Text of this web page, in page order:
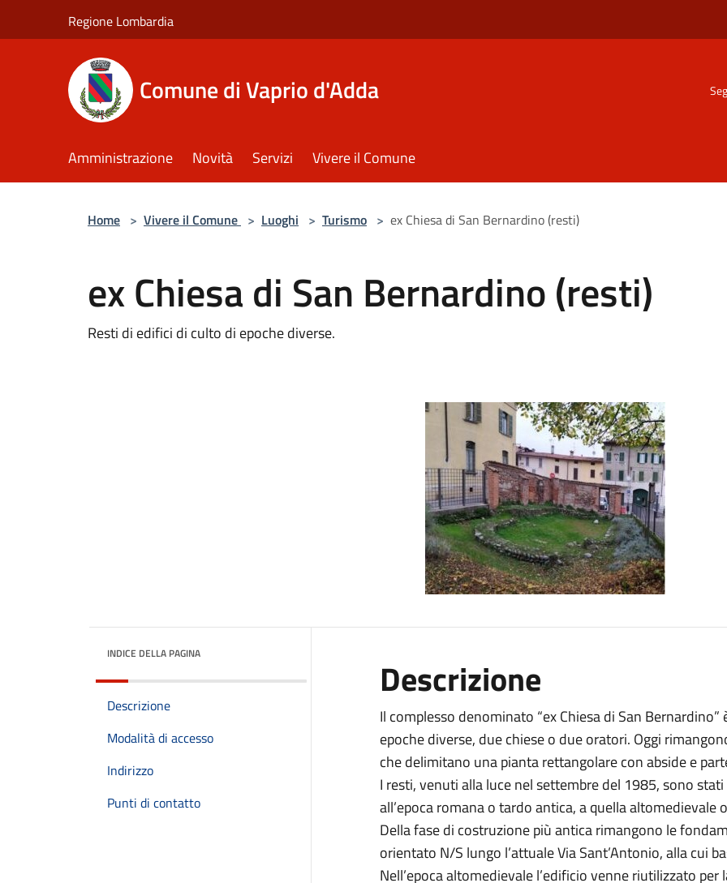
Regione Lombardia
Comune di Vaprio d'Adda
Amministrazione Novità Servizi Vivere il Comune
Home > Vivere il Comune > Luoghi > Turismo > ex Chiesa di San Bernardino (resti)
ex Chiesa di San Bernardino (resti)
Resti di edifici di culto di epoche diverse.
INDICE DELLA PAGINA
Descrizione
Modalità di accesso
Indirizzo
Punti di contatto
Descrizione
Il complesso denominato “ex Chiesa di San
epoche diverse, due chiese o due oratori. Oggi
che delimitano una pianta rettangolare con abside e
I resti, venuti alla luce nel settembre del 1985, sono
all’epoca romana o tardo antica, a quella
Della fase di costruzione più antica rimangono le
orientato N/S lungo l’attuale Via Sant’Antonio, alla cui
Nell’epoca altomedievale l’edificio venne riutilizzato